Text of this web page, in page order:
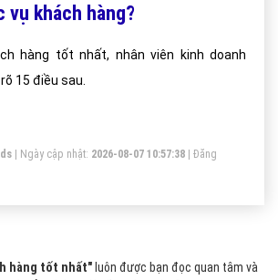
vụ khách hàng?
hàng tốt nhất, nhân viên kinh doanh
15 điều sau.
| Ngày cập nhật: 2026-08-07 10:57:38
Đăng
hàng tốt nhất" luôn được bạn đọc quan tâm và